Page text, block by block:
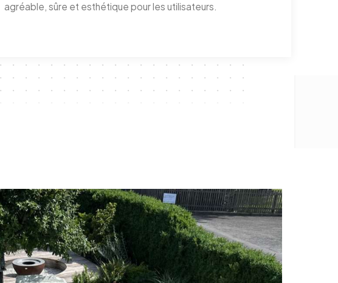
agréable, sûre et esthétique pour les utilisateurs.